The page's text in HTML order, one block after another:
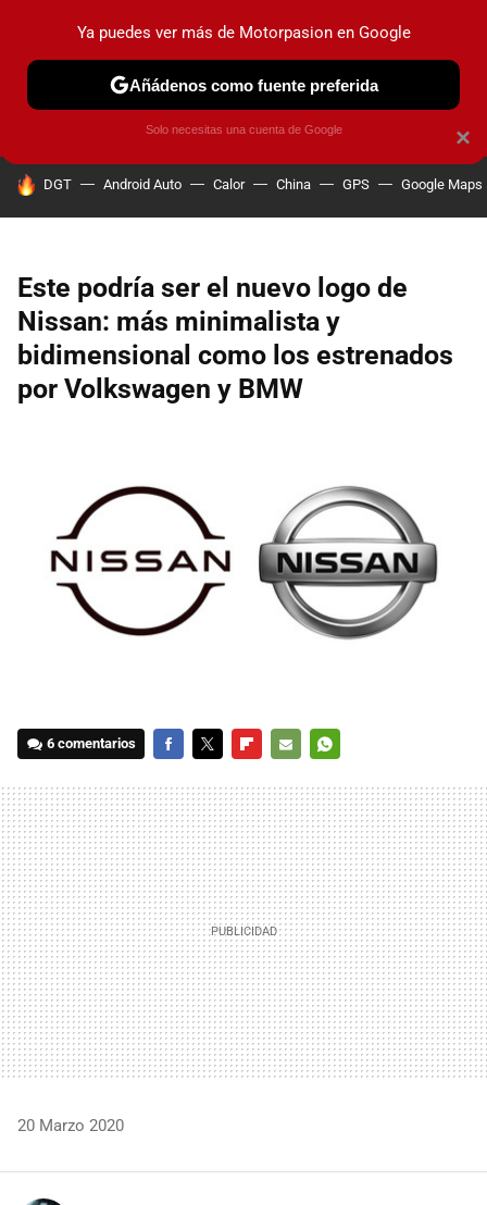
PRUEBAS COCHES ELÉCTRICOS OBSERVATORIO
HOY SE HABLA DE
DGT Android Auto Calor China GPS Google Maps
Este podría ser el nuevo logo de
Nissan: más minimalista y
bidimensional como los estrenados
por Volkswagen y BMW
6 comentarios
MAIL
20 Marzo 2020
×
Ya puedes ver más de Motorpasion en Google
Añádenos como fuente preferida
Solo necesitas una cuenta de Google